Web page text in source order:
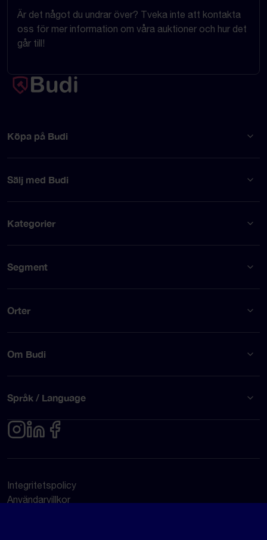
Är det något du undrar över? Tveka inte att kontakta
oss för mer information om våra auktioner och hur det
går till!
Köpa på Budi
Sälj med Budi
Kategorier
Segment
Orter
Om Budi
Språk / Language
Integritetspolicy
Användarvillkor